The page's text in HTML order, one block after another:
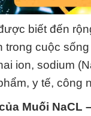
biết đến
trong cuộc
ion, sodium
y tế, công
Muối NaCL